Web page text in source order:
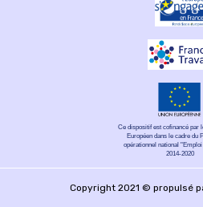
Ce dispositif est cofinancé par
Européen dans le cadre du
opérationnel national
2014-2020
Copyright 2021 © propulsé